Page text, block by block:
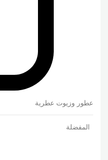
عطور وزيوت عطرية
المفضلة